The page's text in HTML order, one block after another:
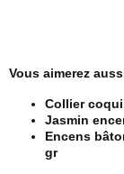
Vous aimerez
Collier
Jasmin
Encens
gr